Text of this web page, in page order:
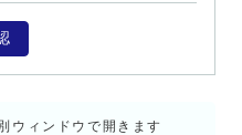
ウィンドウで開きます